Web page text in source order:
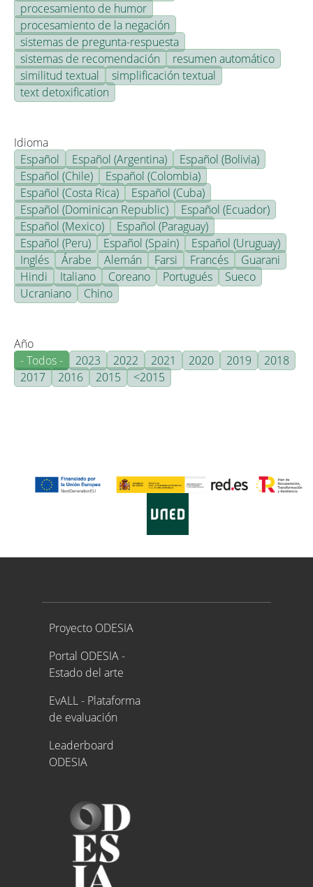
procesamiento de humor
procesamiento de la negación
sistemas de pregunta-respuesta
sistemas de recomendación
resumen automático
similitud textual
simplificación textual
text detoxification
Idioma
Español
Español (Argentina)
Español (Bolivia)
Español (Chile)
Español (Colombia)
Español (Costa Rica)
Español (Cuba)
Español (Dominican Republic)
Español (Ecuador)
Español (Mexico)
Español (Paraguay)
Español (Peru)
Español (Spain)
Español (Uruguay)
Inglés
Árabe Alemán Farsi Francés
Guarani
Hindi
Italiano Coreano Portugués
Sueco
Ucraniano
Chino
Año
- Todos -
2023 2022 2021 2020 2019
2018
2017
2016 2015 <2015
Proyecto ODESIA
Proyecto ODESIA
Portal ODESIA -
Estado del arte
EvALL - Plataforma
de evaluación
Leaderboard
ODESIA